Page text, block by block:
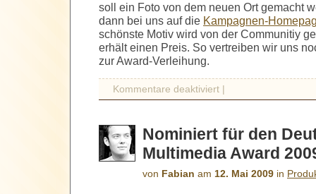
soll ein Foto von dem neuen Ort gemacht
dann bei uns auf die Kampagnen-
schönste Motiv wird von der Communitiy
erhält einen Preis. So vertreiben wir uns
zur Award-Verleihung.
Kommentare deaktiviert |
Nominiert für den
Multimedia Award
von Fabian am 12. Mai 2009 in